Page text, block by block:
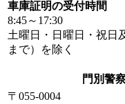
車庫証明の受付時間
8:45～17:30
土曜日・日曜日・祝日
まで）を除く
門別警
〒055-0004